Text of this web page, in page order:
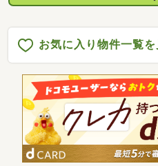
めて
お気に入り物件一覧を